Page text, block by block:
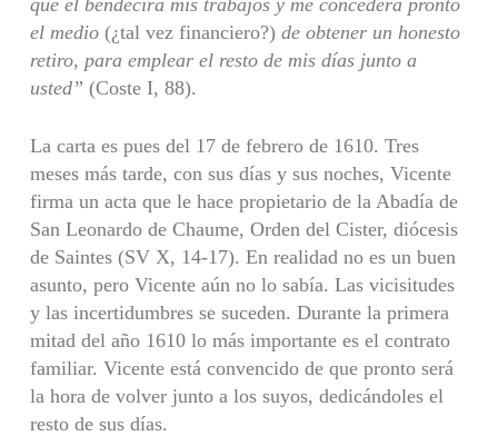
el medio (¿tal vez financiero?)de obtener un honesto
retiro, para emplear el resto de mis días junto a
usted” (Coste I, 88).
La carta es pues del 17 de febrero de 1610. Tres
meses más tarde, con sus días y sus noches, Vicente
firma un acta que le hace propietario de la Abadía de
San Leonardo de Chaume, Orden del Cister, diócesis
de Saintes (SV X, 14-17). En realidad no es un buen
asunto, pero Vicente aún no lo sabía. Las vicisitudes
y las incertidumbres se suceden. Durante la primera
mitad del año 1610 lo más importante es el contrato
familiar. Vicente está convencido de que pronto será
la hora de volver junto a los suyos, dedicándoles el
resto de sus días.